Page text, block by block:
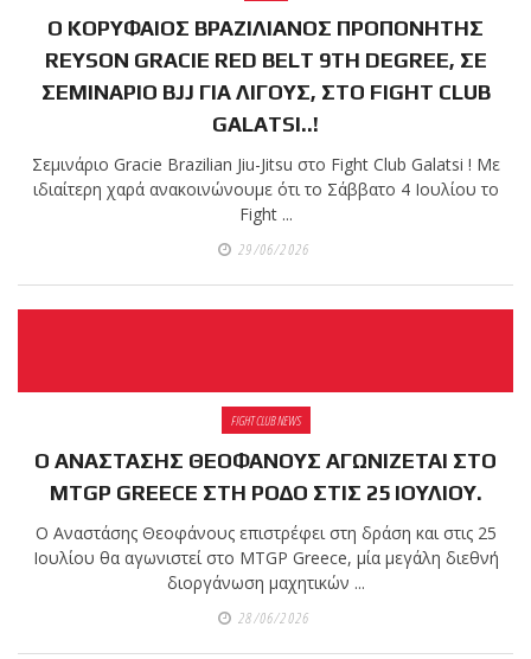
Ο ΚΟΡΥΦΑΙΟΣ ΒΡΑΖΙΛΙΑΝΟΣ ΠΡΟΠΟΝΗΤΗΣ
REYSON GRACIE RED BELT 9TH DEGREE, ΣΕ
ΣΕΜΙΝΑΡΙΟ BJJ ΓΙΑ ΛΙΓΟΥΣ, ΣΤΟ FIGHT CLUB
GALATSI..!
Σεμινάριο Gracie Brazilian Jiu-Jitsu στο Fight Club Galatsi ! Με
ιδιαίτερη χαρά ανακοινώνουμε ότι το Σάββατο 4 Ιουλίου το
Fight ...
29/06/2026
FIGHT CLUB NEWS
Ο ΑΝΑΣΤΑΣΗΣ ΘΕΟΦΑΝΟΥΣ ΑΓΩΝΙΖΕΤΑΙ ΣΤΟ
MTGP GREECE ΣΤΗ ΡΟΔΟ ΣΤΙΣ 25 ΙΟΥΛΙΟΥ.
Ο Αναστάσης Θεοφάνους επιστρέφει στη δράση και στις 25
Ιουλίου θα αγωνιστεί στο MTGP Greece, μία μεγάλη διεθνή
διοργάνωση μαχητικών ...
28/06/2026